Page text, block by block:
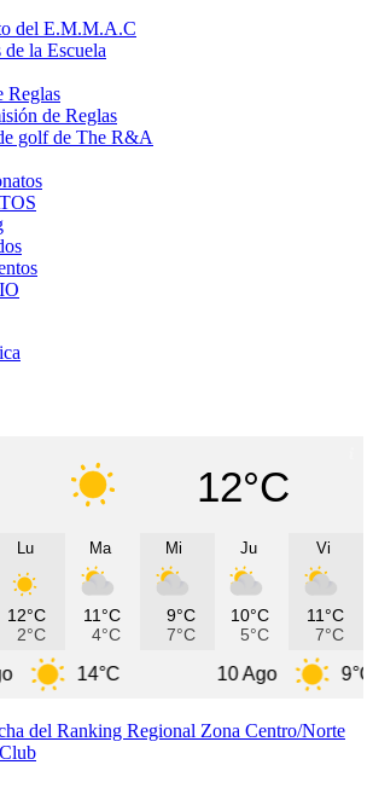
del E.M.M.A.C
la Escuela
Reglas
de Reglas
golf de The R&A
12°C
Lu
12°C
2°C
Ma
11°C
4°C
Mi
9°C
7°C
Ju
10°C
5°C
Vi
11°C
7°C
9°C